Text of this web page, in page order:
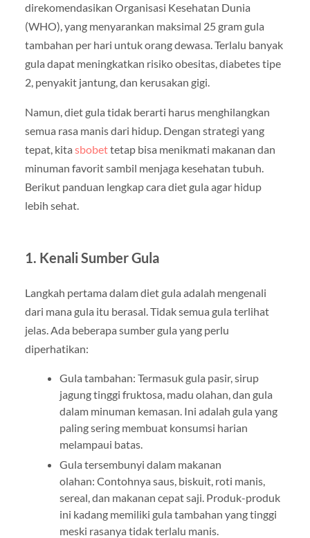
direkomendasikan Organisasi Kesehatan Dunia
(WHO), yang menyarankan maksimal 25 gram gula
tambahan per hari untuk orang dewasa. Terlalu banyak
gula dapat meningkatkan risiko obesitas, diabetes tipe
2, penyakit jantung, dan kerusakan gigi.
Namun, diet gula tidak berarti harus menghilangkan
semua rasa manis dari hidup. Dengan strategi yang
tepat, kita sbobettetap bisa menikmati makanan dan
minuman favorit sambil menjaga kesehatan tubuh.
Berikut panduan lengkap cara diet gula agar hidup
lebih sehat.
1. Kenali Sumber Gula
Langkah pertama dalam diet gula adalah mengenali
dari mana gula itu berasal. Tidak semua gula terlihat
jelas. Ada beberapa sumber gula yang perlu
diperhatikan:
Gula tambahan: Termasuk gula pasir, sirup
jagung tinggi fruktosa, madu olahan, dan gula
dalam minuman kemasan. Ini adalah gula yang
paling sering membuat konsumsi harian
melampaui batas.
Gula tersembunyi dalam makanan
olahan: Contohnya saus, biskuit, roti manis,
sereal, dan makanan cepat saji. Produk-produk
ini kadang memiliki gula tambahan yang tinggi
meski rasanya tidak terlalu manis.